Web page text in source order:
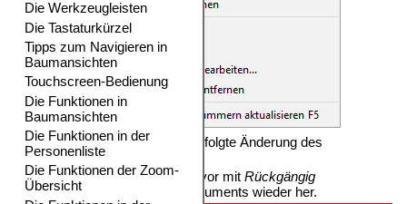
RückgängigMacht die zuvor erfolgte Änderung des
Dokuments rückgängig.
WiederherstellenStellt eine zuvor mitRückgängig
aufgehobene Änderung des Dokuments wieder her.